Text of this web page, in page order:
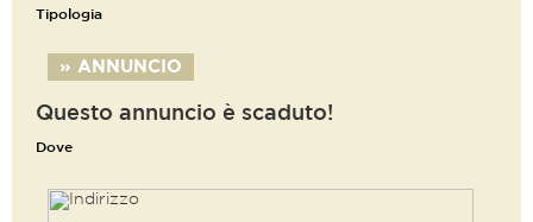
Tipologia
» ANNUNCIO
Questo annuncio è scaduto!
Dove